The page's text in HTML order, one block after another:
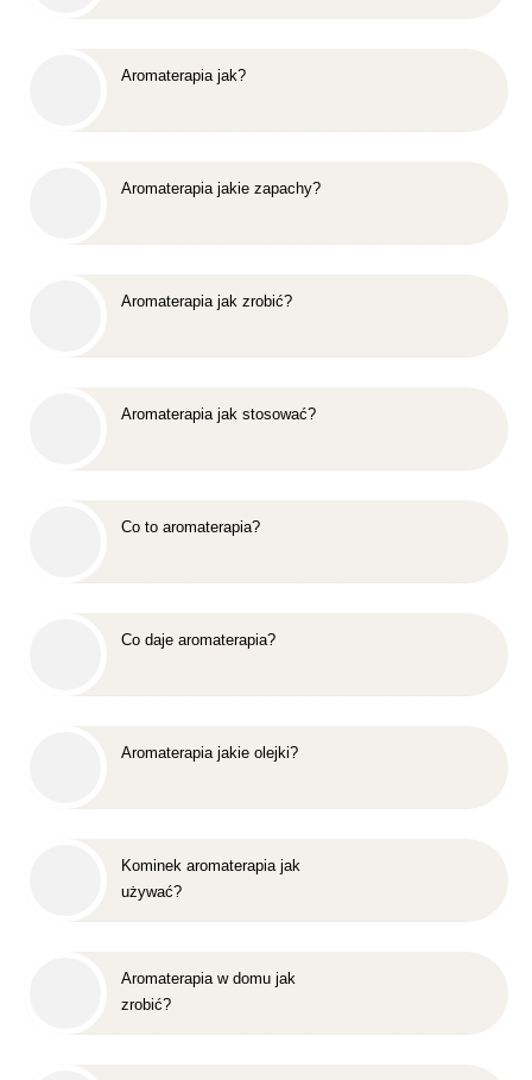
Aromaterapia jak?
Aromaterapia jakie zapachy?
Aromaterapia jak zrobić?
Aromaterapia jak stosować?
Co to aromaterapia?
Co daje aromaterapia?
Aromaterapia jakie olejki?
Kominek aromaterapia jak
używać?
Aromaterapia w domu jak
zrobić?